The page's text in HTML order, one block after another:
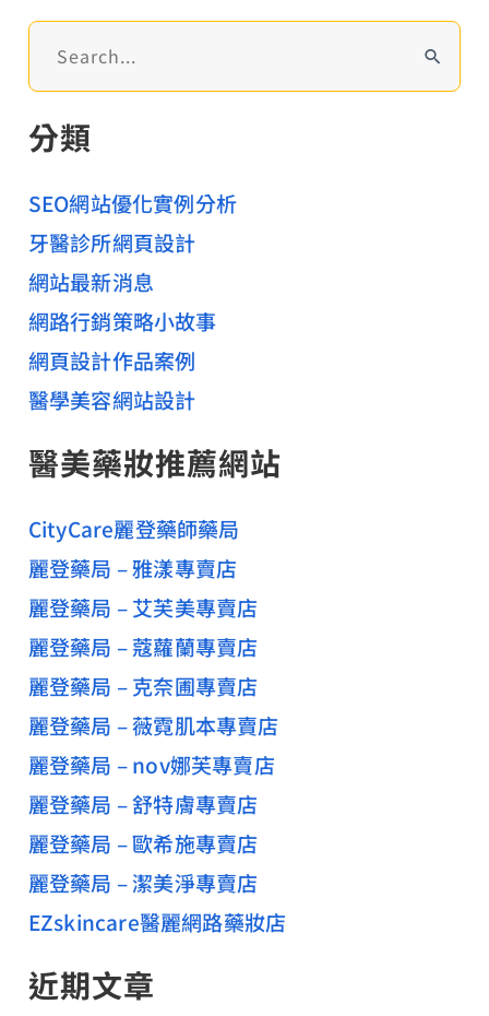
自
己
來！
尋
鍵
:
分類
SEO網站優化實例分析
牙醫診所網頁設計
網站最新消息
網路行銷策略小故事
網頁設計作品案例
醫學美容網站設計
醫美藥妝推薦網站
CityCare麗登藥師藥局
麗登藥局 – 雅漾專賣店
麗登藥局 – 艾芙美專賣店
麗登藥局 – 蔻蘿蘭專賣店
麗登藥局 – 克奈圃專賣店
麗登藥局 – 薇霓肌本專賣店
麗登藥局 – nov娜芙專賣店
麗登藥局 – 舒特膚專賣店
麗登藥局 – 歐希施專賣店
麗登藥局 – 潔美淨專賣店
EZskincare醫麗網路藥妝店
近期文章